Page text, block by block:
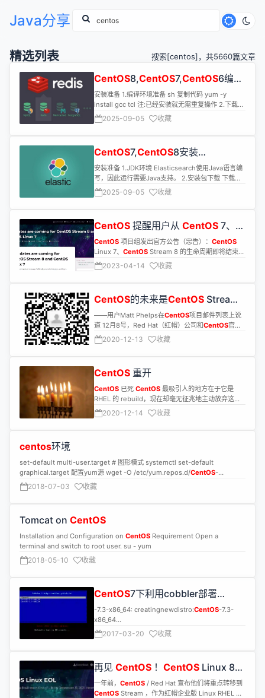
Java分享
精选列表 搜索[centos]，共5660篇文章
CentOS8,CentOS7,CentOS6编译
安装Redis5.0.7
安装准备 1.编译环境准备 sh 复制代码 yum -y
install gcc tcl 注:已经安装就无需重复操作 2.下载
Redis 下载地址:http://www.redis.io/download 安
装 1.解压到指定目录 如:/data0/redis sh 复制代码
tar -zxvf redis-5.0.7.tar.gz 2.编译安装 进入解压后
译安装 sh 复制代码 make PREFIX=/data0/redis
install 注:/data0/redis为安装目录 安装结果 3.配置
Redis 创建配置文件目录和关机数据存放目录 sh 复
data 拷贝配置文件到配置文件目录 sh 复制代码 cp
复制代码 cp /data0/redis/redis-
置Redis运行的配置文件 sh 复制代码 vi
/data0/redis/conf/redis.conf 配置说明 原配置 修
改后的配置 说明 daemonize no daemonize yes
置 port 6379 port 11020 Redis运行端口 dir ./ dir
/data0/redis/data 关机后数据存放目录 #
requirepass foobared requirepass 123456
Reids访问口令 重命名Redis运行的配置文件(根据配
置文件中的端口号命名) sh 复制代码 mv
启动脚本 sh 复制代码 vi
/data0/redis/conf/redis_init_script 配置说明 原配
置 修改后的配置 说明 #!/bin/sh #!/bin/sh
#chkconfig: 2345 80 90 支持chkconfig
REDISPORT=6379 REDISPORT=11020 Redis运行
端口(参考上面配置文件)
CLIEXEC=/data0/redis/bin/redis-cli Redis客户端
的目录
PIDFILE=/var/run/redis_${REDISPORT}.pid
PIDFILE=/data0/redis/redis_${REDISPORT}.pid
CONF="/data0/redis/conf/redis_${REDISPORT}.conf"
$EXEC $CONF $EXEC $CONF & 将Redis服务启
动到后台 $CLIEXEC -p $REDISPORT shutdown
$CLIEXEC -p $REDISPORT -a xjroot shutdown
启动脚本移动到Linux服务中并重命名为redis sh 复
制代码 mv /data0/redis/conf/redis_init_script
/etc/rc.d/init.d/redis 注:若是拷贝备份的启动脚本到
Linux服务目录则需要改该脚本运行权限:chmod a+x
/etc/rc.d/init.d/redis 4.将Reids的命令添加到环境
变量中 打开文件: sh 复制代码 vi ~/.bash_profile 输
入: sh 复制代码 # Redis export
REDIS_HOME=/data0/redis export
复制代码 :x 让配置马上生效 sh 复制代码 source
~/.bash_profile 5.Redis运行命令 sh 复制代码 # 启
动 service redis start # 停止 service redis stop
2025-09-05 收藏
CentOS7,CentOS8安装
Elasticsearch6.8.6
安装准备 1.JDK环境 Elasticsearch使用Java语言编
写，因此运行需要Java支持。 2.安装包下载 下载地
址:https://www.elastic.co/cn 3.可视化工具
elasticsearch-head下载(可选) 下载地
址:https://github.com/mobz/elasticsearch-head
址:https://github.com/medcl/elasticsearch-
analysis-ik/releases 注意:一定要下载和
Elasticsearch对应版本的才能用 5.注意事项
须一直。并且Elasticsearch不运行在root用户下。
复制代码 tar -zxvf elasticsearch-6.8.6.tar.gz 2.启
Xmx1024m" ./bin/elasticsearch 3.安装可视化工具
elasticsearch-head(可选) 注意:该工具依赖于
nodejs环境,如果没有请先安装nodejs环境 解压到任
head-master.zip 安装 sh 复制代码 npm install 运
行 sh 复制代码 npm run start 配置es允许跨域访问
sh 复制代码 编辑
elasticsearch/config/elasticsearch.yml在底部添
加 # 如果启用了HTTP端口,那么此属性会指定是否允
analysis-ik-6.8.6.zip解压到ik目录下 安装 将ik目录
复制到elasticsearch\plugins目录下，重启即可生
效 5.Elasticsearch设置外网访问(可选) 修改
es/config/elasticsearch.yml配置文件 添加 sh 复
并重启系统) sh 复制代码 vi
/etc/security/limits.conf 在末尾添加 sh 复制代码
xujun soft nofile 65536 xujun hard nofile
131072 xujun soft nproc 4096 xujun hard nproc
4096 注意:其中xujun为elasticsearch运行用户 sh
2025-09-05 收藏
CentOS 提醒用户从 CentOS 7、
CentOSStream 8 迁移
CentOS 项目组发出官方公告（忠告）： CentOS
Linux 7、 CentOS Stream 8 的生命周期即将结束，
这两个版本的支持时间都只剩一年，请大家抓紧时间
迁移。
2023-04-14 收藏
CentOS的未来是CentOS Stream
吗？
——用户Matt Phelps在CentOS项目邮件列表上说
道 12月8号，Red Hat（红帽）公司和CentOS官方
同时发布了消息，决定把CentOS
CentOS
Stream发行版本
2020-12-13 收藏
CentOS 重开
CentOS 已死 CentOS 最吸引人的地方在于它是
RHEL 的 rebuild，现在却毫无征兆地主动放弃这个
“人设”，所以不难理解众多开发者对这个决策的不
满。
2020-12-14 收藏
centos环境
set-default multi-user.target # 图形模式 systemctl set-default
graphical.target 配置yum源 wget -O /etc/yum.repos.d/CentOS-
Base.repo
2018-07-03 收藏
Tomcat on CentOS
Installation and Configuration on CentOS Requirement Open a
terminal and switch to root user. su - yum
2018-05-10 收藏
CentOS7下利用cobbler部署
CentOS
-7.3-x86_64: creatingnewdistro:CentOS-7.3-
x86_64
tryingsymlink:/var/www/cobbler/ks_mirror/
7.3-
2017-03-20 收藏
再见 CentOS ！ CentOS Linux 8
生命周期结束
一年前， CentOS / Red Hat 宣布他们将重点转移到
CentOS Stream ，作为红帽企业版 Linux RHEL 的